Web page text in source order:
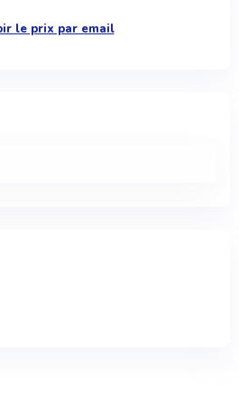
le prix par email